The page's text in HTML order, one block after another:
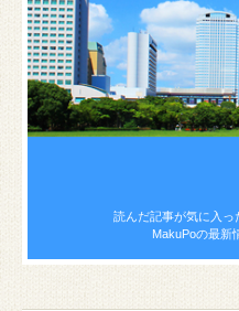
読んだ記事が気に入っ
MakuPoの最新